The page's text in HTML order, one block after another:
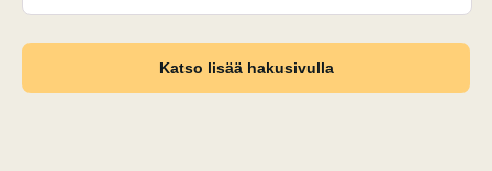
Katso lisää hakusivulla